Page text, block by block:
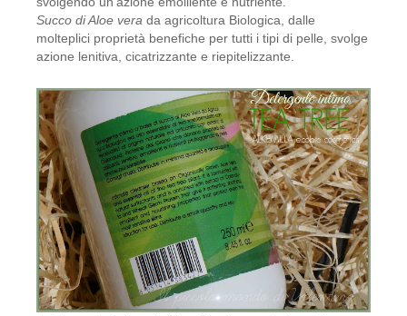
Succo di Aloe vera da agricoltura Biologica, dalle
molteplici proprietà benefiche per tutti i tipi di pelle, svolge
azione lenitiva, cicatrizzante e riepitelizzante.